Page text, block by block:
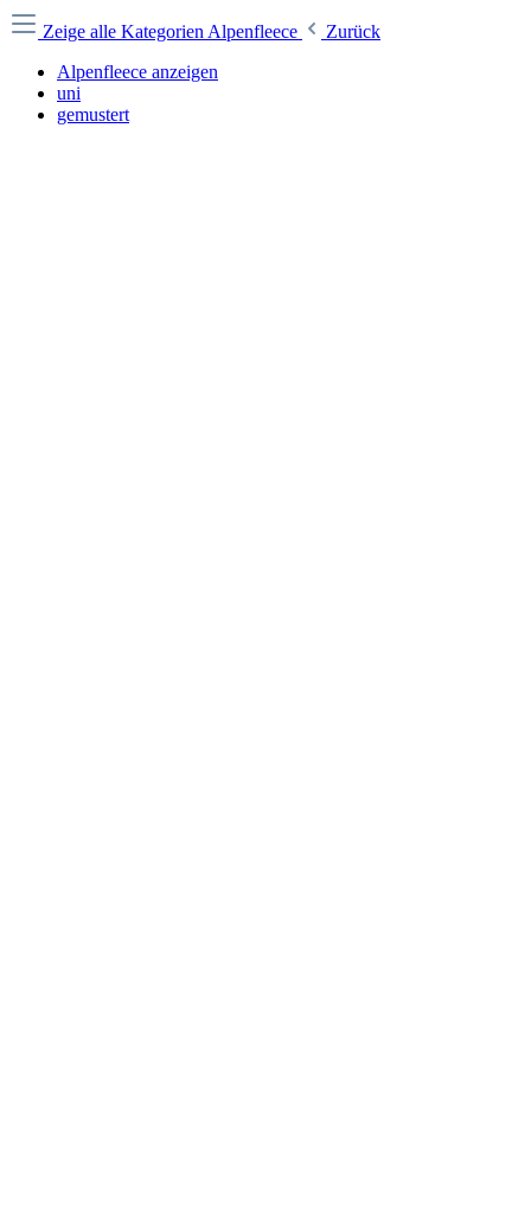
Zeige alle Kategorien Alpenfleece
Zurück
Alpenfleece anzeigen
uni
gemustert